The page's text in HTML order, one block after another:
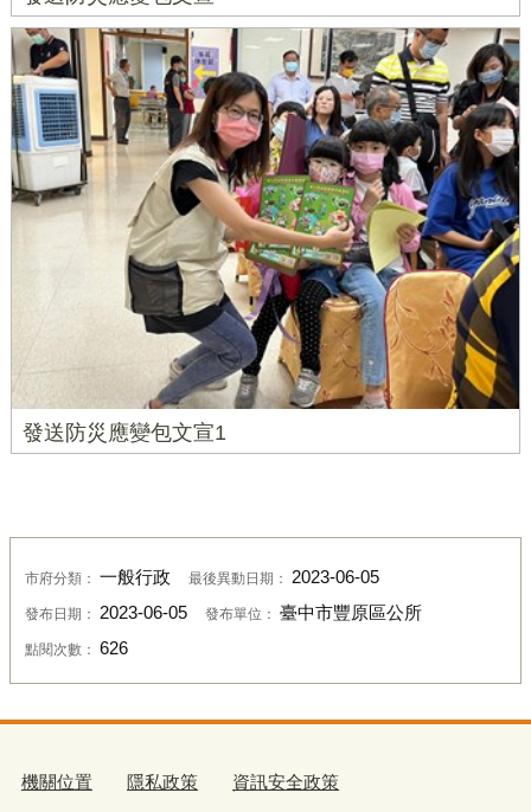
發送防災應變包文宣1
市府分類： 一般行政 最後異動日期： 2023-06-05
發布日期： 2023-06-05 發布單位： 臺中市豐原區公所
點閱次數： 626
機關位置 隱私政策 資訊安全政策